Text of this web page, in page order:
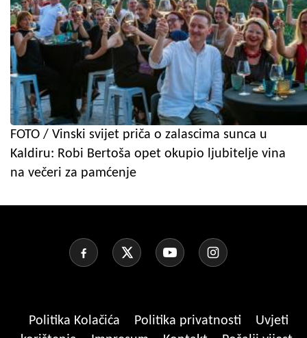
FOTO / Vinski svijet priča o zalascima sunca u
Kaldiru: Robi Bertoša opet okupio ljubitelje vina
na večeri za pamćenje
Politika Kolačića Politika privatnosti
Uvjeti